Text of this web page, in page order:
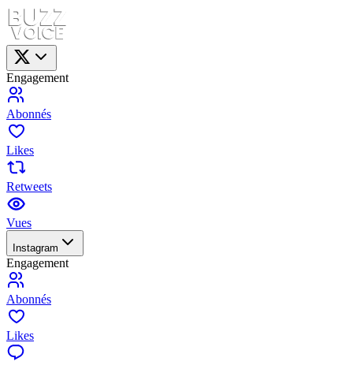
Engagement
Abonnés
Likes
Retweets
Vues
Instagram
Engagement
Abonnés
Likes